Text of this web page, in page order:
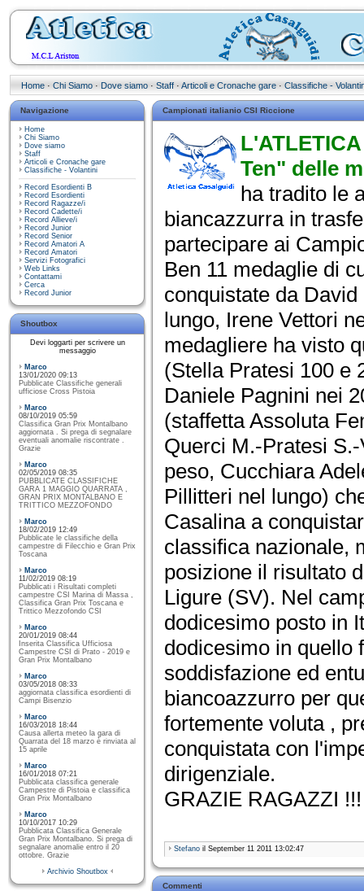
Home · Chi Siamo · Dove siamo · Staff · Articoli e Cronache gare · Classifiche -
Navigazione
Home
Chi Siamo
Dove siamo
Staff
Articoli e Cronache gare
Classifiche - Volantini
Record Esordienti B
Record Esordienti
Record Ragazze/i
Record Cadette/i
Record Allieve/i
Record Junior
Record Senior
Record Amatori A
Record Amatori
Servizi Fotografici
Web Links
Contattami
Cerca
Record Junior
Shoutbox
Devi loggarti per scrivere un
messaggio
Marco
13/01/2020 09:13
Pubblicate Classifiche generali
ufficiose Cross Pistoia
Marco
08/10/2019 05:59
Classifica Gran Prix Montalbano
aggiornata . Si prega di segnalare
eventuali anomalie riscontrate .
Grazie
Marco
02/05/2019 08:35
PUBBLICATE CLASSIFICHE
GARA 1 MAGGIO QUARRATA ,
GRAN PRIX MONTALBANO E
TRITTICO MEZZOFONDO
Marco
18/02/2019 12:49
Pubblicate le classifiche della
campestre di Filecchio e Gran Prix
Toscana
Marco
11/02/2019 08:19
Pubblicati i Risultati completi
campestre CSI Marina di Massa ,
Classifica Gran Prix Toscana e
Trittico Mezzofondo CSI
Marco
20/01/2019 08:44
Inserita Classifica Ufficiosa
Campestre CSI di Prato - 2019 e
Gran Prix Montalbano
Marco
03/05/2018 08:33
aggiornata classifica esordienti di
Campi Bisenzio
Marco
16/03/2018 18:44
Causa allerta meteo la gara di
Quarrata del 18 marzo è rinviata al
15 aprile
Marco
16/01/2018 07:21
Pubblicata classifica generale
Campestre di Pistoia e classifica
Gran Prix Montalbano
Marco
10/10/2017 10:29
Pubblicata Classifica Generale
Gran Prix Montalbano. Si prega di
segnalare anomalie entro il 20
ottobre. Grazie
Archivio Shoutbox
Campionati italianio CSI Riccione
Ten" delle
ha tradito le
biancazzurra in
partecipare ai
Ben 11 medaglie di
conquistate da
lungo, Irene Vettori
medagliere ha visto
(Stella Pratesi 100 e
Daniele Pagnini nei
(staffetta Assoluta
Querci M.-Pratesi
peso, Cucchiara
Pillitteri nel lungo)
Casalina a
classifica nazionale,
posizione il risultato
Ligure (SV). Nel
dodicesimo posto in
dodicesimo in quello
soddisfazione ed
biancoazzurro per
fortemente voluta ,
conquistata con
dirigenziale.
GRAZIE RAGAZZI !!!
Stefano il September 11 2011 13:02:47
Commenti